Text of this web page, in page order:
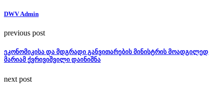
DWV Admin
previous post
ეკონომიკისა და მდგრადი განვითარების მინისტრის მოადგილედ
მარიამ ქვრივიშვილი დაინიშნა
next post